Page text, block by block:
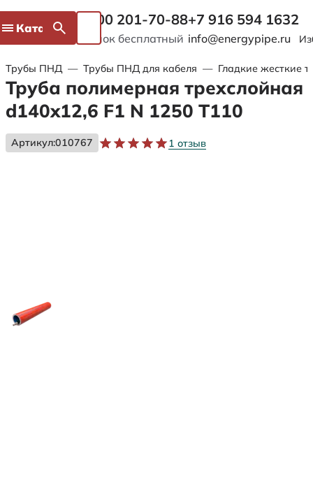
Каталог 8 800 201-70-88
Звонок бесплатный
+7 916 594 1632
info@energypipe.ru
Трубы ПНД — Трубы ПНД для кабеля — Гладкие жесткие
Труба полимерная трехслойная
d140x12,6 F1 N 1250 Т110
Артикул:010767 1 отзыв